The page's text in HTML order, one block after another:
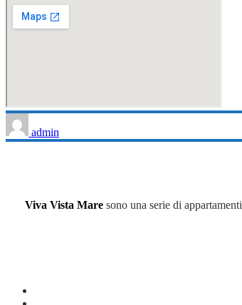
admin
Viva Vista Maresono una serie di appartamenti